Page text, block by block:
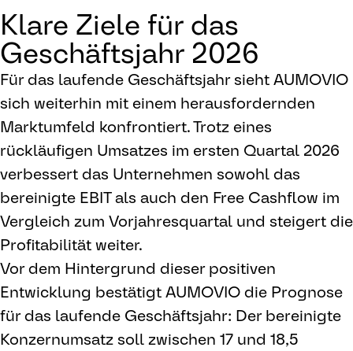
Klare Ziele für das
Geschäftsjahr 2026
Für das laufende Geschäftsjahr sieht AUMOVIO
sich weiterhin mit einem herausfordernden
Marktumfeld konfrontiert. Trotz eines
rückläufigen Umsatzes im ersten Quartal 2026
verbessert das Unternehmen sowohl das
bereinigte EBIT als auch den Free Cashflow im
Vergleich zum Vorjahresquartal und steigert die
Profitabilität weiter.
Vor dem Hintergrund dieser positiven
Entwicklung bestätigt AUMOVIO die Prognose
für das laufende Geschäftsjahr: Der bereinigte
Konzernumsatz soll zwischen 17 und 18,5